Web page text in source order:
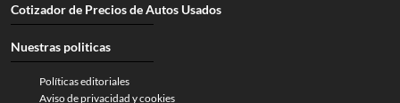
Cotizador de Precios de Autos Usados
Nuestras politicas
Políticas editoriales
Aviso de privacidad y cookies